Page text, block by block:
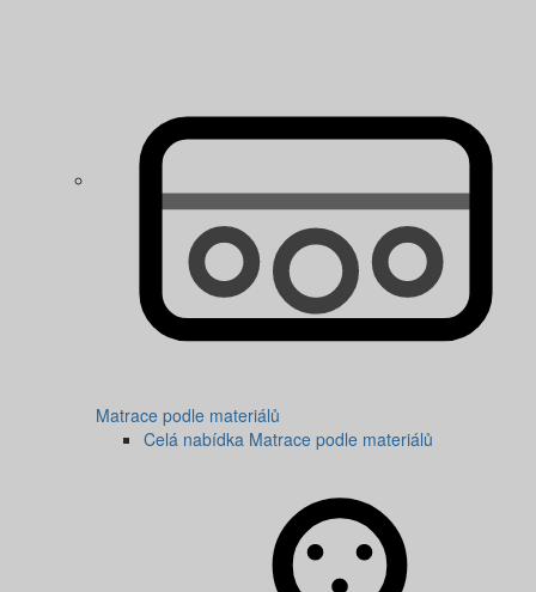
Matrace podle materiálů
Celá nabídka Matrace podle materiálů